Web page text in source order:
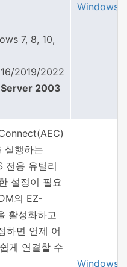
7, 8, 10,
2019/2022
2003
Windows
실행하는
전용 유틸리
설정이 필요
의 EZ-
활성화하고
하면 언제 어
게 연결할 수
Windows